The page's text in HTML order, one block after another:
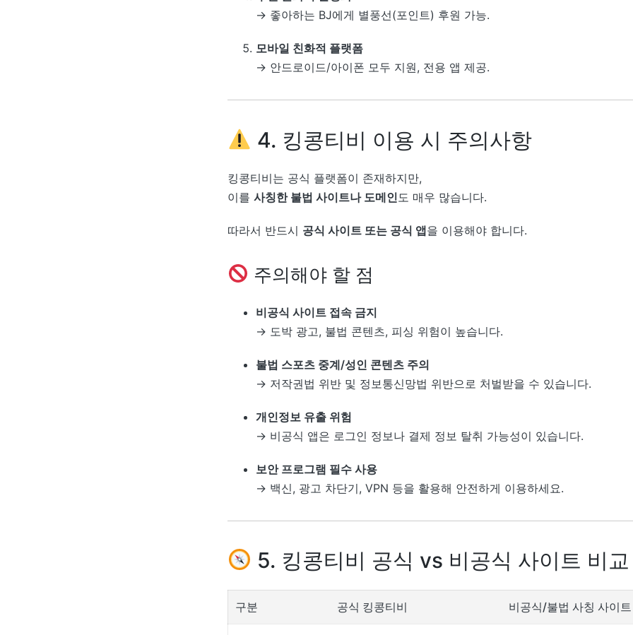
→ 좋아하는 BJ에게 별풍선(포인트) 후원 가능.
모바일 친화적 플랫폼
→ 안드로이드/아이폰 모두 지원, 전용 앱 제공.
4. 킹콩티비 이용 시 주의사항
킹콩티비는 공식 플랫폼이 존재하지만,
이를 사칭한 불법 사이트나 도메인도 매우 많습니다.
따라서 반드시 공식 사이트 또는 공식 앱을 이용해야 합니다.
주의해야 할 점
비공식 사이트 접속 금지
→ 도박 광고, 불법 콘텐츠, 피싱 위험이 높습니다.
불법 스포츠 중계/성인 콘텐츠 주의
→ 저작권법 위반 및 정보통신망법 위반으로 처벌받을 수 있습니다.
개인정보 유출 위험
→ 비공식 앱은 로그인 정보나 결제 정보 탈취 가능성이 있습니다.
보안 프로그램 필수 사용
→ 백신, 광고 차단기, VPN 등을 활용해 안전하게 이용하세요.
5. 킹콩티비 공식 vs 비공식 사이트 비교
구분 공식 킹콩티비 비공식/불법 사칭 사이트